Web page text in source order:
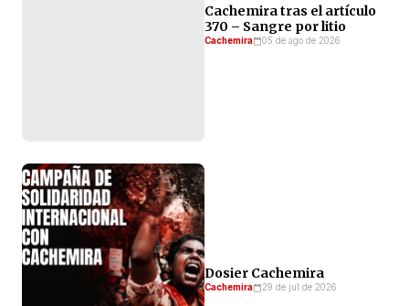
Cachemira tras el artículo
370 – Sangre por litio
Cachemira 05 de ago de 2026
Dosier Cachemira
Cachemira 29 de jul de 2026